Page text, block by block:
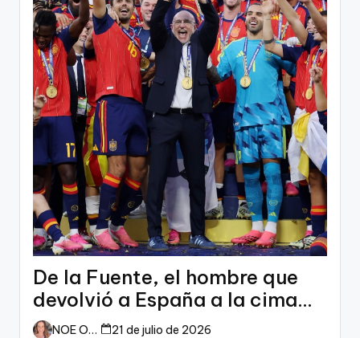
De la Fuente, el hombre que
devolvió a España a la cima
del mundo
NOE ORTIZ 21 de julio de 2026